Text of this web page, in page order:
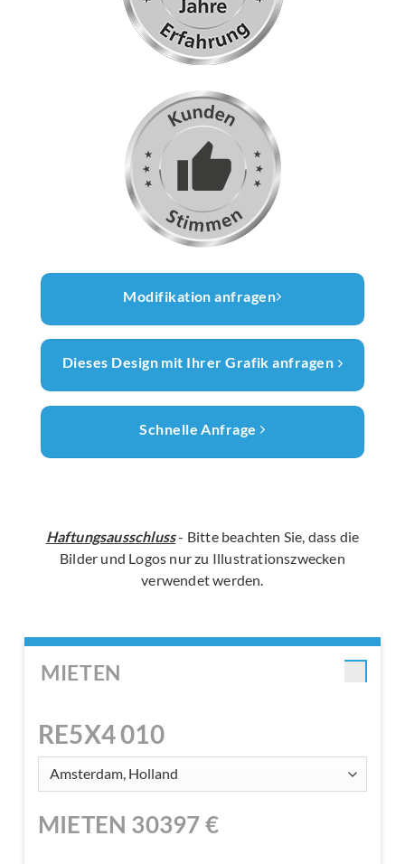
Modifikation anfragen
Dieses Design mit Ihrer Grafik anfragen
Schnelle Anfrage
Haftungsausschluss- Bitte beachten Sie, dass die
Bilder und Logos nur zu Illustrationszwecken
verwendet werden.
MIETEN
RE5X4 010
MIETEN 30397€